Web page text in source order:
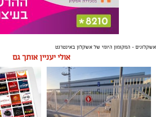
אשקלונים - המקומון היומי של אשקלון באינטרנט
אולי יעניין אותך גם